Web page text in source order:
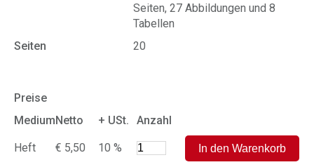
Seiten, 27 Abbildungen und 8
Tabellen
Seiten
20
Preise
MediumNetto + USt. Anzahl
Heft € 5,50 10 %